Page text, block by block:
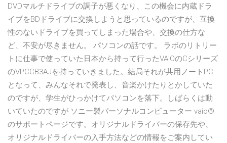
DVDマルチドライブの調子が悪くなり、この機会に内蔵ドラ
イブをBDドライブに交換しようと思っているのですが、互換
性のないドライブを買ってしまった場合や、交換の仕方な
ど、不安が尽きません。 パソコンの話です。 ラボのリトリー
トに仕事で使っていた日本から持って行ったVAIOのCシリーズ
のVPCCB3AJを持っていきました。結局それが共用ノートPC
となって、みんなそれで発表し、音楽かけたりとかしていた
のですが、学生がひっかけてパソコンを落下。しばらくは動
いていたのですが ソニー製パーソナルコンピューター vaio®
のサポートページです。オリジナルドライバーの保存先や、
オリジナルドライバーの入手方法などの情報をご案内してい